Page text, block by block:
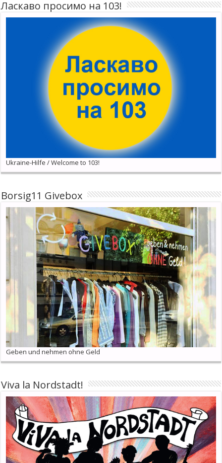
Ласкаво просимо на 103!
Ukraine-Hilfe / Welcome to 103!
Borsig11 Givebox
Geben und nehmen ohne Geld
Viva la Nordstadt!